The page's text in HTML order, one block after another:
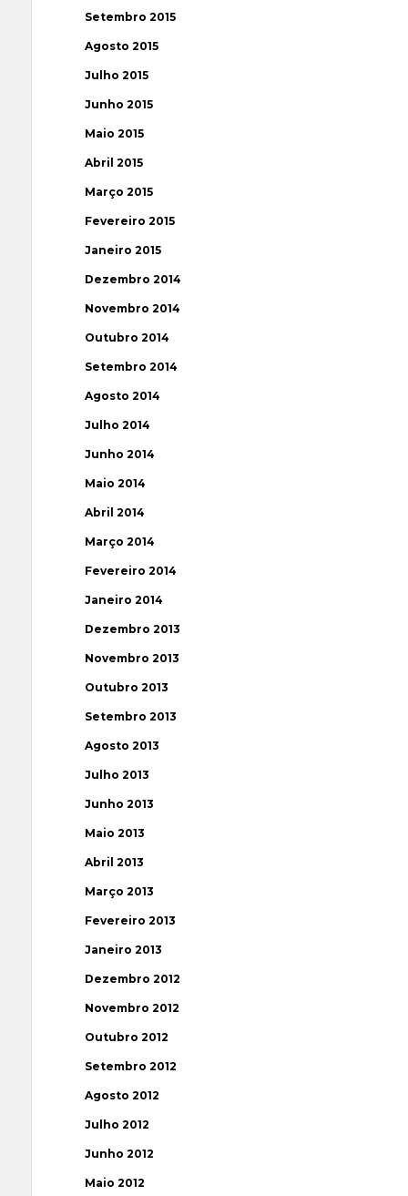
Setembro 2015
Agosto 2015
Julho 2015
Junho 2015
Maio 2015
Abril 2015
Março 2015
Fevereiro 2015
Janeiro 2015
Dezembro 2014
Novembro 2014
Outubro 2014
Setembro 2014
Agosto 2014
Julho 2014
Junho 2014
Maio 2014
Abril 2014
Março 2014
Fevereiro 2014
Janeiro 2014
Dezembro 2013
Novembro 2013
Outubro 2013
Setembro 2013
Agosto 2013
Julho 2013
Junho 2013
Maio 2013
Abril 2013
Março 2013
Fevereiro 2013
Janeiro 2013
Dezembro 2012
Novembro 2012
Outubro 2012
Setembro 2012
Agosto 2012
Julho 2012
Junho 2012
Maio 2012